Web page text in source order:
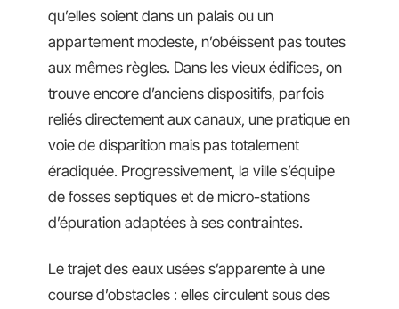
qu’elles soient dans un palais ou un
appartement modeste, n’obéissent pas toutes
aux mêmes règles. Dans les vieux édifices, on
trouve encore d’anciens dispositifs, parfois
reliés directement aux canaux, une pratique en
voie de disparition mais pas totalement
éradiquée. Progressivement, la ville s’équipe
de fosses septiques et de micro-stations
d’épuration adaptées à ses contraintes.
Le trajet des eaux usées s’apparente à une
course d’obstacles : elles circulent sous des